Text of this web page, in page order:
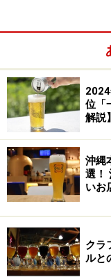
酵に使う酵母が異
位「
解説】
沖縄
選！
いお
クラ
ルと